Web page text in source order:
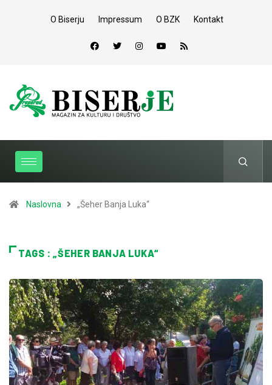
O Biserju Impressum O BZK Kontakt
Naslovna „Šeher Banja Luka“
TAGS : „ŠEHER BANJA LUKA“